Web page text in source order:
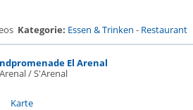
Kategorie: Essen & Trinken - Restaurant
El Arenal
/ S'Arenal
Karte